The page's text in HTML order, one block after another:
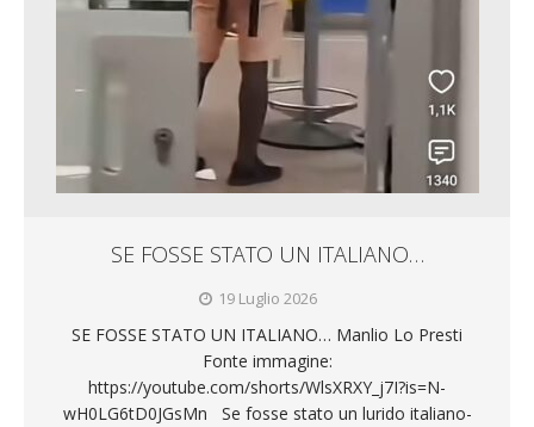
SE FOSSE STATO UN ITALIANO…
19 Luglio 2026
SE FOSSE STATO UN ITALIANO… Manlio Lo Presti
Fonte immagine:
https://youtube.com/shorts/WlsXRXY_j7I?is=N-
wH0LG6tD0JGsMn Se fosse stato un lurido italiano-